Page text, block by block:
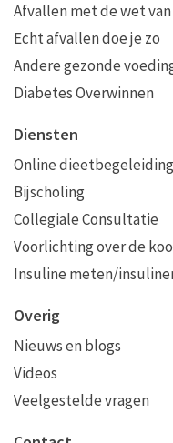
Afvallen met de wet
Echt afvallen doe je zo
Andere gezonde
Diabetes Overwinnen
Diensten
Online dieetbegeleiding
Bijscholing
Collegiale Consultatie
Voorlichting over de
Insuline meten/
Overig
Nieuws en blogs
Videos
Veelgestelde vragen